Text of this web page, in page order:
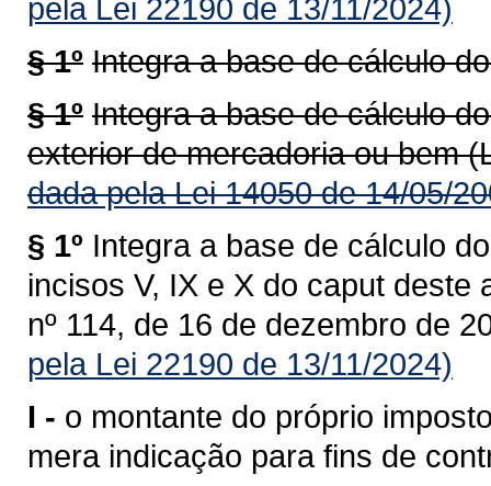
pela Lei 22190 de 13/11/2024)
§ 1º Integra a base de cálculo
§ 1º Integra a base de cálculo
exterior de mercadoria ou bem
dada pela Lei 14050 de 14/05/
§ 1º Integra a base de cálculo
incisos V, IX e X do caput
nº 114, de 16 de dezembro de
pela Lei 22190 de 13/11/2024)
I - o montante do próprio
mera indicação para fins de